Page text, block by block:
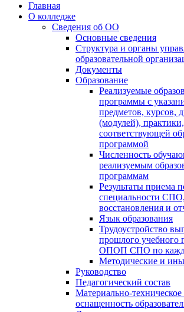
Главная
О колледже
Сведения об ОО
Основные сведения
Структура и органы
образовательной
Документы
Образование
Реализуемые
программы с
предметов, курсов,
(модулей),
соответствующей
программой
Численность
реализуемым
программам
Результаты приема
специальности
восстановления и
Язык образования
Трудоустройство
прошлого учебного
ОПОП СПО по
Методические и
Руководство
Педагогический состав
Материально-техническое
оснащенность